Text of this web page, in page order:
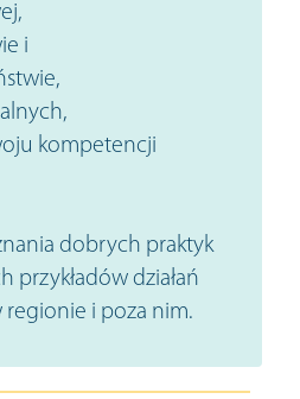
i
kompetencji
dobrych praktyk
przykładów działań
regionie i poza nim.